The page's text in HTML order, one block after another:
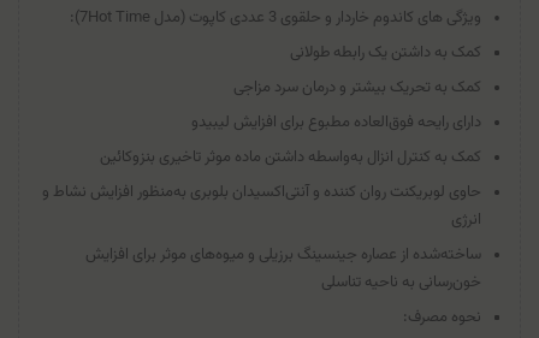
ویژگی های کاندوم خاردار و حلقوی 3 عددی کاپوت (مدل 7Hot Time):
کمک به داشتن یک رابطه طولانی
کمک به تحریک بیشتر و درمان سرد مزاجی
دارای رایحه فوق‌العاده مطبوع برای افزایش لیبیدو
کمک به کنترل انزال به‌واسطه داشتن ماده موثر تاخیری بنزوکائین
حاوی لوبریکنت روان کننده و آنتی‌اکسیدان بلوبری به‌منظور افزایش نشاط و
انرژی
ساخته‌شده از عصاره جینسینگ برزیلی و میوه‌های موثر برای افزایش
خون‌رسانی به ناحیه تناسلی
نحوه مصرف: